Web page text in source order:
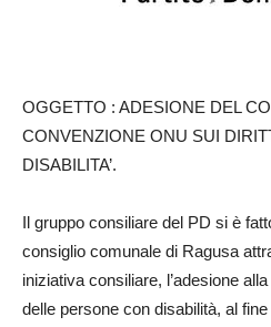
OGGETTO : ADESIONE DEL
CONVENZIONE ONU SUI
DISABILITA’.
Il gruppo consiliare del PD si è
consiglio comunale di Ragusa
iniziativa consiliare, l’adesione
delle persone con disabilità, al